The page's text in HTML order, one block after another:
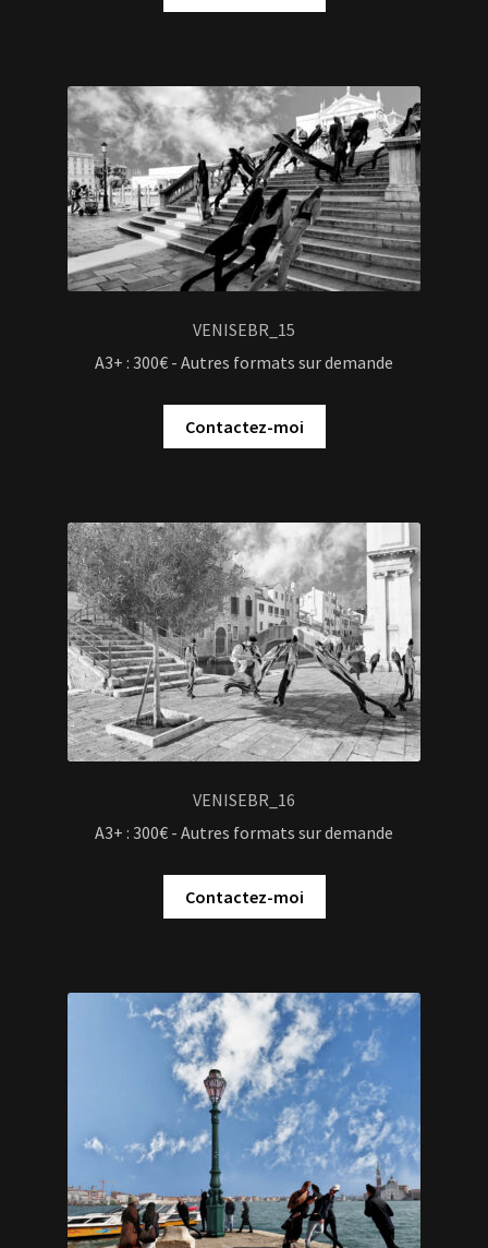
VENISEBR_15
A3+ : 300€ - Autres formats sur demande
Contactez-moi
VENISEBR_16
A3+ : 300€ - Autres formats sur demande
Contactez-moi